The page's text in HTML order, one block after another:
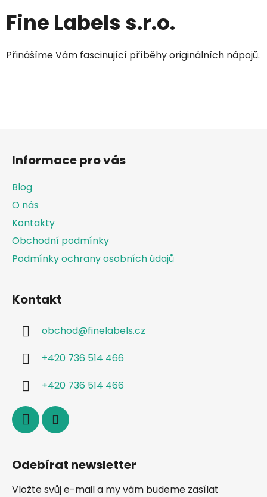
Fine Labels s.r.o.
Přinášíme Vám fascinující příběhy originálních nápojů.
Informace pro vás
Blog
O nás
Kontakty
Obchodní podmínky
Podmínky ochrany osobních údajů
Kontakt
obchod@finelabels.cz
+420 736 514 466
+420 736 514 466
Odebírat newsletter
Vložte svůj e-mail a my vám budeme zasílat